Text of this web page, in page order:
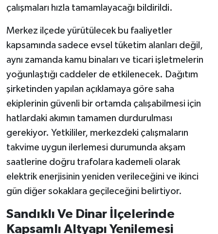
çalışmaları hızla tamamlayacağı bildirildi.
Merkez ilçede yürütülecek bu faaliyetler
kapsamında sadece evsel tüketim alanları değil,
aynı zamanda kamu binaları ve ticari işletmelerin
yoğunlaştığı caddeler de etkilenecek. Dağıtım
şirketinden yapılan açıklamaya göre saha
ekiplerinin güvenli bir ortamda çalışabilmesi için
hatlardaki akımın tamamen durdurulması
gerekiyor. Yetkililer, merkezdeki çalışmaların
takvime uygun ilerlemesi durumunda akşam
saatlerine doğru trafolara kademeli olarak
elektrik enerjisinin yeniden verileceğini ve ikinci
gün diğer sokaklara geçileceğini belirtiyor.
Sandıklı Ve Dinar İlçelerinde
Kapsamlı Altyapı Yenilemesi